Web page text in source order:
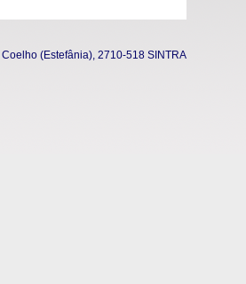
(Estefânia), 2710-518 SINTRA